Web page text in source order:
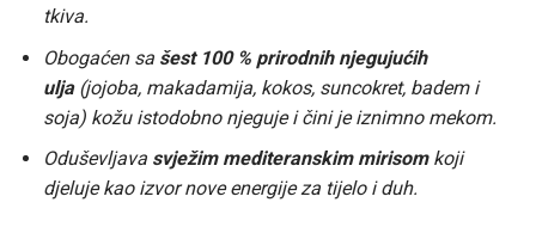
tkiva.
Obogaćen sa šest 100 % prirodnih njegujućih
ulja(jojoba, makadamija, kokos, suncokret, badem i
soja) kožu istodobno njeguje i čini je iznimno mekom.
Oduševljava svježim mediteranskim mirisom koji
djeluje kao izvor nove energije za tijelo i duh.